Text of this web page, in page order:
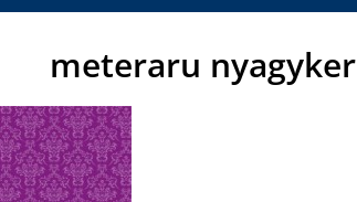
meteraru nyagyker